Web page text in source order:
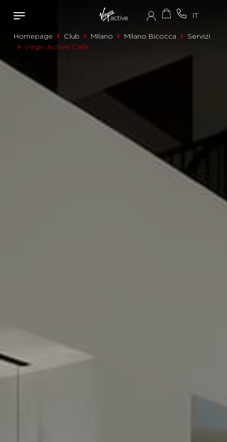
Homepage Club Milano Milano Bicocca
Servizi
Virgin Active Cafè